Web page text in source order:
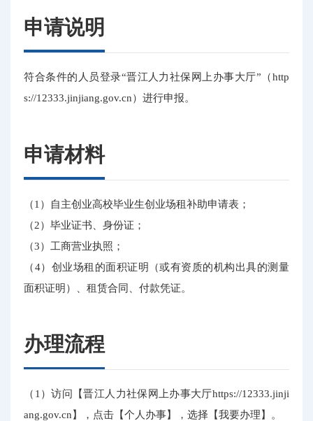
申请说明
符合条件的人员登录“晋江人力社保网上办事大厅”（http
s://12333.jinjiang.gov.cn）进行申报。
申请材料
（1）自主创业高校毕业生创业场租补助申请表；
（2）毕业证书、身份证；
（3）工商营业执照；
（4）创业场租的面积证明（或有资质的机构出具的测量
面积证明）、租赁合同、付款凭证。
办理流程
（1）访问【晋江人力社保网上办事大厅https://12333.jinji
ang.gov.cn】，点击【个人办事】，选择【我要办理】。